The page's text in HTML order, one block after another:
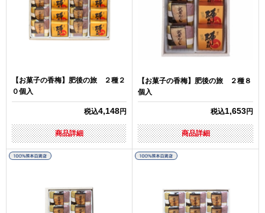
【お菓子の香梅】肥後の旅 ２種２
０個入
税込4,148円
商品詳細
【お菓子の香梅】肥後の旅 ２種８
個入
税込1,653円
商品詳細